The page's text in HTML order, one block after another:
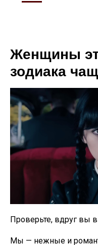
Женщины
зодиака
Проверьте, вдруг вы в
Мы — нежные и